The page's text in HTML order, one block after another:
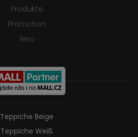
Produkte
Promotion
Neu
Teppiche Beige
Teppiche Weiß